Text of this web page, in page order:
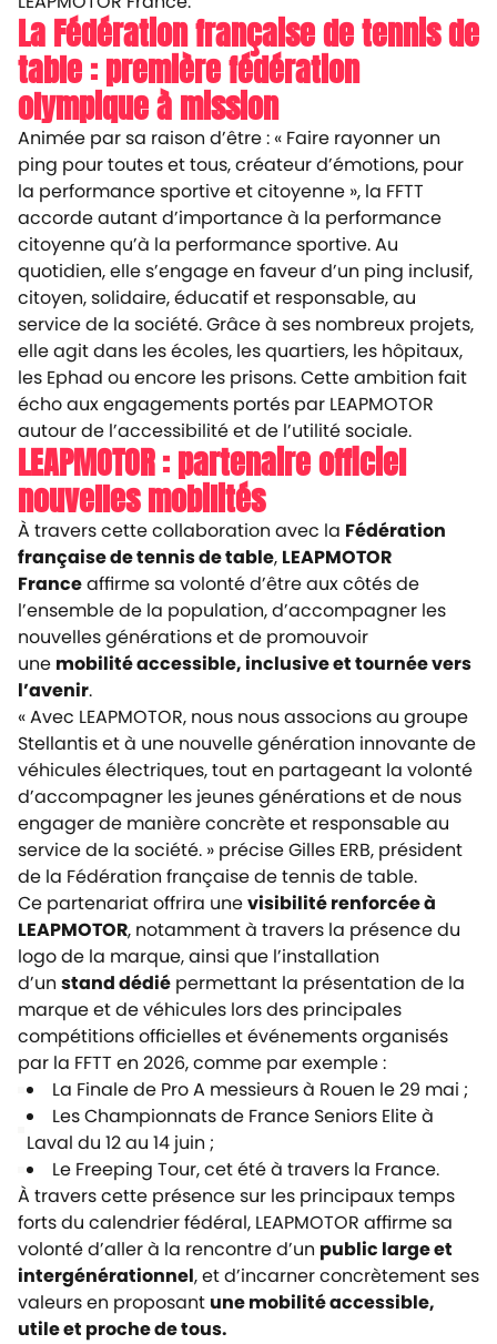
La Fédération française de tennis de
table : première fédération
olympique à mission
Animée par sa raison d’être : « Faire rayonner un
ping pour toutes et tous, créateur d’émotions, pour
la performance sportive et citoyenne », la FFTT
accorde autant d’importance à la performance
citoyenne qu’à la performance sportive. Au
quotidien, elle s’engage en faveur d’un ping inclusif,
citoyen, solidaire, éducatif et responsable, au
service de la société. Grâce à ses nombreux projets,
elle agit dans les écoles, les quartiers, les hôpitaux,
les Ephad ou encore les prisons. Cette ambition fait
écho aux engagements portés par LEAPMOTOR
autour de l’accessibilité et de l’utilité sociale.
LEAPMOTOR : partenaire officiel
nouvelles mobilités
À travers cette collaboration avec la Fédération
française de tennis de table, LEAPMOTOR
Franceaffirme sa volonté d’être aux côtés de
l’ensemble de la population, d’accompagner les
nouvelles générations et de promouvoir
une mobilité accessible, inclusive et tournée vers
l’avenir.
« Avec LEAPMOTOR, nous nous associons au groupe
Stellantis et à une nouvelle génération innovante de
véhicules électriques, tout en partageant la volonté
d’accompagner les jeunes générations et de nous
engager de manière concrète et responsable au
service de la société. » précise Gilles ERB, président
de la Fédération française de tennis de table.
Ce partenariat offrira unevisibilité renforcée à
LEAPMOTOR, notamment à travers la présence du
logo de la marque, ainsi que l’installation
d’un stand dédié permettant la présentation de la
marque et de véhicules lors des principales
compétitions officielles et événements organisés
par la FFTT en 2026, comme par exemple :
La Finale de Pro A messieurs à Rouen le 29 mai ;
Les Championnats de France Seniors Elite à
Laval du 12 au 14 juin ;
Le Freeping Tour, cet été à travers la France.
À travers cette présence sur les principaux temps
forts du calendrier fédéral, LEAPMOTOR affirme sa
volonté d’aller à la rencontre d’un public large et
intergénérationnel, et d’incarner concrètement ses
valeurs en proposant une mobilité accessible,
utile et proche de tous.